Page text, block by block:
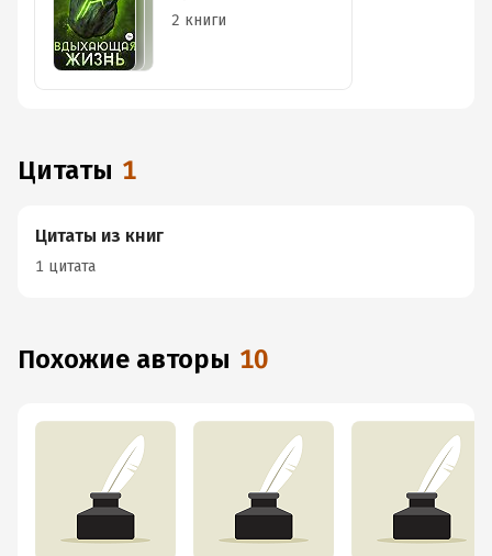
2 книги
Цитаты 1
Цитаты из книг
1 цитата
Похожие авторы 10